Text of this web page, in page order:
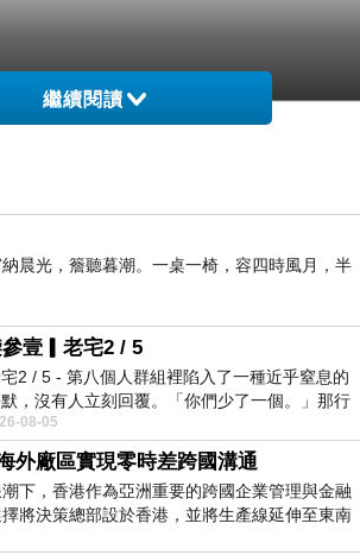
繼續閱讀
晨光，簷聽暮潮。一桌一椅，容四時風月，半
壹▎老宅2 / 5
2 / 5 - 第八個人群組裡陷入了一種近乎窒息的
，沒有人立刻回覆。「你們少了一個。」那行
一顆冰冷的鐵釘，硬生生刺進螢
08-05
外廠區實現零時差跨國溝通
下，香港作為亞洲重要的跨國企業管理與金融
將決策總部設於香港，並將生產線延伸至東南